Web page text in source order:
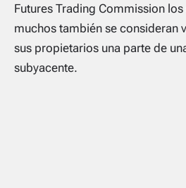
Futures Trading Commission
muchos también se consideran
sus propietarios una parte de
subyacente.